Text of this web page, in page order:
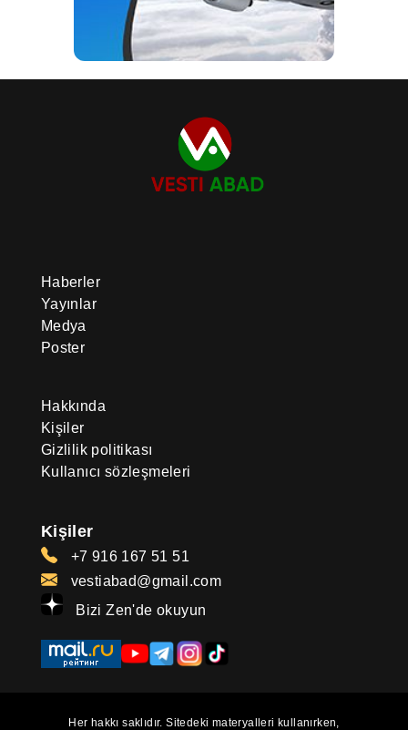
Haberler
Yayınlar
Medya
Poster
Hakkında
Kişiler
Gizlilik politikası
Kullanıcı sözleşmeleri
Kişiler
+7 916 167 51 51
vestiabad@gmail.com
Bizi Zen'de okuyun
Her hakkı saklıdır. Sitedeki materyalleri kullanırken,